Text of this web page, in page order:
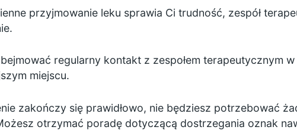
przyjmowanie leku sprawia Ci trudność, zespół
regularny kontakt z zespołem terapeutycznym
miejscu.
zakończy się prawidłowo, nie będziesz potrzebować
otrzymać poradę dotyczącą dostrzegania oznak